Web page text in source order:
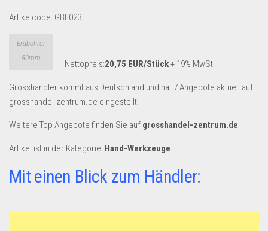
Restposten-Angebote
Restposten für Privatpersonen
eBay Restposten kaufen
Sonderposten-Angebote
Saison & Eventprodkte
Dropshipping-Produkte
Grosshandel
Artikelcode: GBE023
Erdbohrer
80mm
Nettopreis:20,75 EUR/Stück+ 19% MwSt.
Grosshändler kommt aus Deutschland und hat 7 Angebote aktuell auf
grosshandel-zentrum.de eingestellt.
Weitere Top Angebote finden Sie auf grosshandel-zentrum.de
Artikel ist in der Kategorie: Hand-Werkzeuge
Mit einen Blick zum Händler: